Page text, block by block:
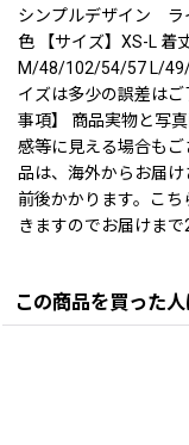
シンプルデザイン ラ
色 【サイズ】XS-L
M/48/102/54/57 L/
イズは多少の誤差は
事項】 商品実物と写
感等に見える場合も
品は、海外からお届
前後かかります。こ
きますのでお届けまで
この商品を買った